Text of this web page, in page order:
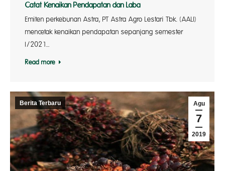
Catat Kenaikan Pendapatan dan Laba
Emiten perkebunan Astra, PT Astra Agro Lestari Tbk. (AALI)
mencetak kenaikan pendapatan sepanjang semester
I/2021…
Read more
Agu
7
2019
Berita Terbaru